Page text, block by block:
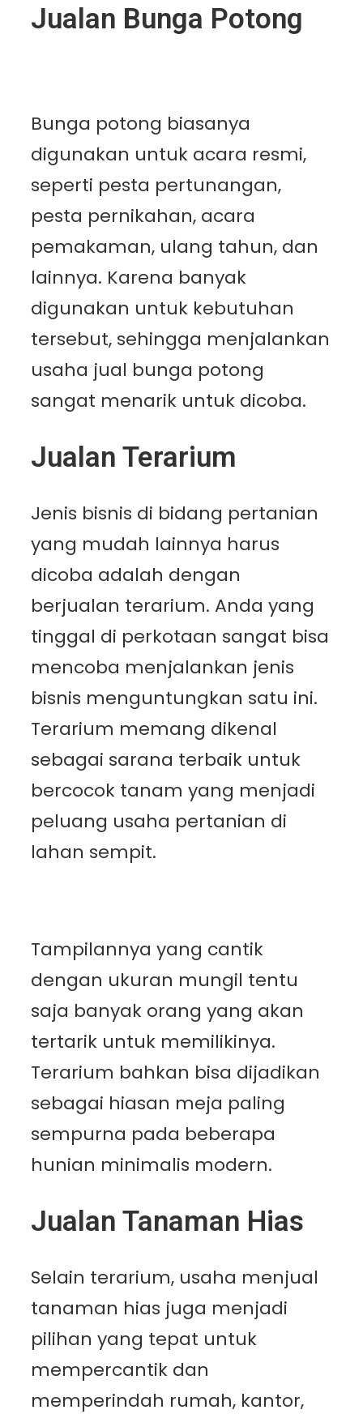
Jualan Bunga Potong
Bunga potong biasanya
digunakan untuk acara resmi,
seperti pesta pertunangan,
pesta pernikahan, acara
pemakaman, ulang tahun, dan
lainnya. Karena banyak
digunakan untuk kebutuhan
tersebut, sehingga menjalankan
usaha jual bunga potong
sangat menarik untuk dicoba.
Jualan Terarium
Jenis bisnis di bidang pertanian
yang mudah lainnya harus
dicoba adalah dengan
berjualan terarium. Anda yang
tinggal di perkotaan sangat bisa
mencoba menjalankan jenis
bisnis menguntungkan satu ini.
Terarium memang dikenal
sebagai sarana terbaik untuk
bercocok tanam yang menjadi
peluang usaha pertanian di
lahan sempit.
Tampilannya yang cantik
dengan ukuran mungil tentu
saja banyak orang yang akan
tertarik untuk memilikinya.
Terarium bahkan bisa dijadikan
sebagai hiasan meja paling
sempurna pada beberapa
hunian minimalis modern.
Jualan Tanaman Hias
Selain terarium, usaha menjual
tanaman hias juga menjadi
pilihan yang tepat untuk
mempercantik dan
memperindah rumah, kantor,